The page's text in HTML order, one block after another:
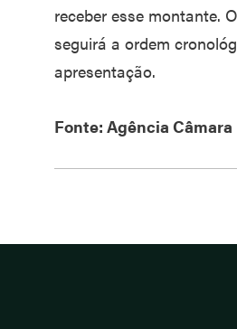
receber esse montante.
seguirá a ordem
apresentação.
Fonte: Agência Câmara